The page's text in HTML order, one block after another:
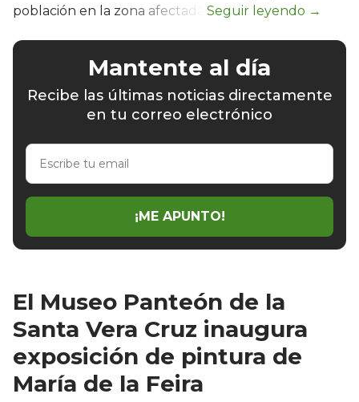
población en la zona afectada.
Mantente al día
Recibe las últimas noticias directamente
en tu correo electrónico
Escribe
email
¡ME APUNTO!
El Museo Panteón de la
Santa Vera Cruz inaugura
exposición de pintura de
María de la Feira